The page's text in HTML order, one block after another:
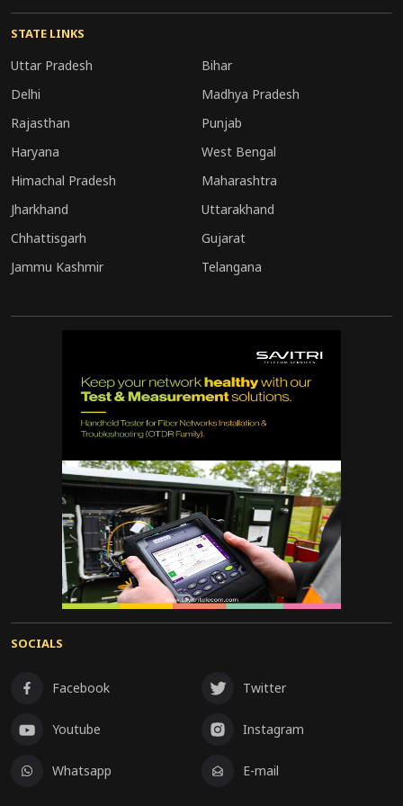
खड़गे ने अंत में दोहराया कि यह समय लोकतंत्र की रक्षा
करने का है और हर नागरिक को अपने अधिकार का
इस्तेमाल करते हुए मजबूत संदेश देना चाहिए।
STATE LINKS
Uttar Pradesh
Bihar
Delhi
Madhya Pradesh
Rajasthan
Punjab
Haryana
West Bengal
Himachal Pradesh
Maharashtra
Jharkhand
Uttarakhand
Chhattisgarh
Gujarat
Jammu Kashmir
Telangana
SOCIALS
Facebook Twitter
Youtube Instagram
Whatsapp E-mail